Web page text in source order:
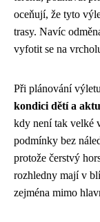
oceňují, že tyto
trasy. Navíc
vyfotit se na
Při plánování
kondici dětí a
kdy není tak velké
podmínky bez
protože čerstvý
rozhledny mají v
zejména mimo